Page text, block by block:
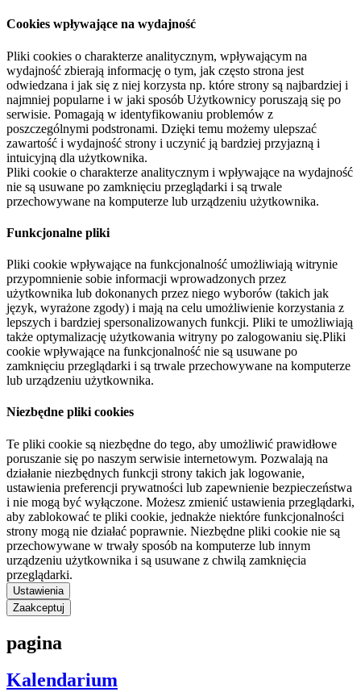
Cookies wpływające na wydajność
Pliki cookies o charakterze analitycznym, wpływającym na
wydajność zbierają informację o tym, jak często strona jest
odwiedzana i jak się z niej korzysta np. które strony są najbardziej i
najmniej popularne i w jaki sposób Użytkownicy poruszają się po
serwisie. Pomagają w identyfikowaniu problemów z
poszczególnymi podstronami. Dzięki temu możemy ulepszać
zawartość i wydajność strony i uczynić ją bardziej przyjazną i
intuicyjną dla użytkownika.
Pliki cookie o charakterze analitycznym i wpływające na wydajność
nie są usuwane po zamknięciu przeglądarki i są trwale
przechowywane na komputerze lub urządzeniu użytkownika.
Funkcjonalne pliki
Pliki cookie wpływające na funkcjonalność umożliwiają witrynie
przypomnienie sobie informacji wprowadzonych przez
użytkownika lub dokonanych przez niego wyborów (takich jak
język, wyrażone zgody) i mają na celu umożliwienie korzystania z
lepszych i bardziej spersonalizowanych funkcji. Pliki te umożliwiają
także optymalizację użytkowania witryny po zalogowaniu się.Pliki
cookie wpływające na funkcjonalność nie są usuwane po
zamknięciu przeglądarki i są trwale przechowywane na komputerze
lub urządzeniu użytkownika.
Niezbędne pliki cookies
Te pliki cookie są niezbędne do tego, aby umożliwić prawidłowe
poruszanie się po naszym serwisie internetowym. Pozwalają na
działanie niezbędnych funkcji strony takich jak logowanie,
ustawienia preferencji prywatności lub zapewnienie bezpieczeństwa
i nie mogą być wyłączone. Możesz zmienić ustawienia przeglądarki,
aby zablokować te pliki cookie, jednakże niektóre funkcjonalności
strony mogą nie działać poprawnie. Niezbędne pliki cookie nie są
przechowywane w trwały sposób na komputerze lub innym
urządzeniu użytkownika i są usuwane z chwilą zamknięcia
przeglądarki.
Ustawienia
Zaakceptuj
pagina
Kalendarium